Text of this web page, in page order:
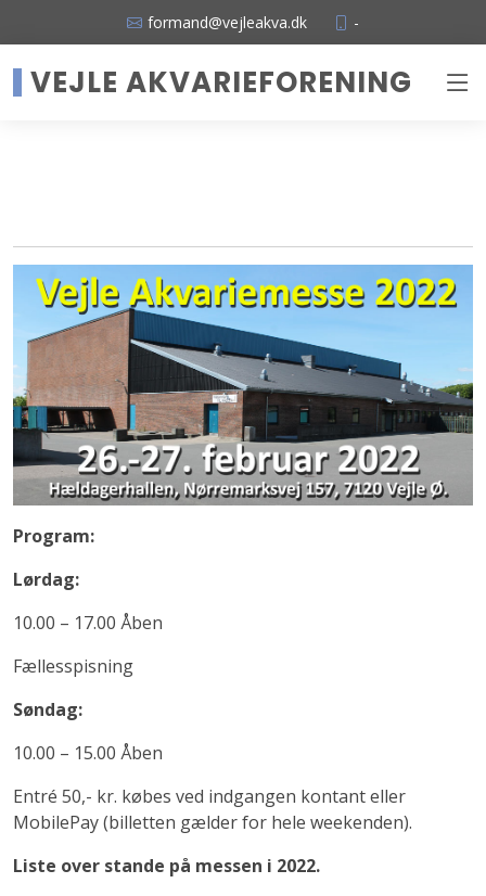
formand@vejleakva.dk -
VEJLE AKVARIEFORENING
Program:
Lørdag:
10.00 – 17.00 Åben
Fællesspisning
Søndag:
10.00 – 15.00 Åben
Entré 50,- kr. købes ved indgangen kontant eller
MobilePay (billetten gælder for hele weekenden).
Liste over stande på messen i 2022.